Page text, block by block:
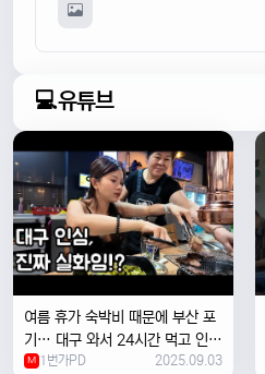
💻유튜브
여름 휴가 숙박비 때문에 부산 포
기… 대구 와서 24시간 먹고 인생
위로받았습니다
M 1번가PD 2025.09.03